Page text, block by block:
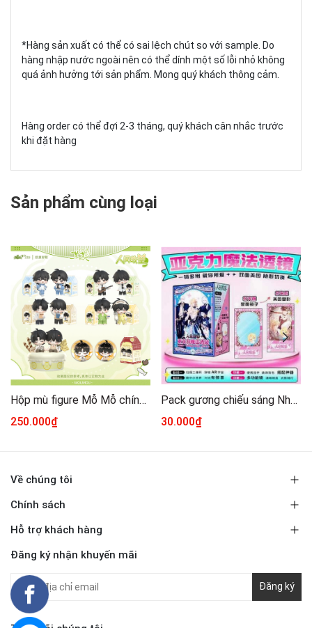
*Hàng sản xuất có thể có sai lệch chút so với sample. Do
hàng nhập nước ngoài nên có thể dính một số lỗi nhỏ không
quá ảnh hưởng tới sản phẩm. Mong quý khách thông cảm.
Hàng order có thể đợi 2-3 tháng, quý khách cân nhắc trước
khi đặt hàng
Sản phẩm cùng loại
Hộp mù figure Mỗ Mỗ chính hãng Mẫu 1
250.000₫
Pack gương chiếu sáng Nhân ngư rơi xuống
30.000₫
Về chúng tôi
Chính sách
Hỗ trợ khách hàng
Đăng ký nhận khuyến mãi
Đăng ký